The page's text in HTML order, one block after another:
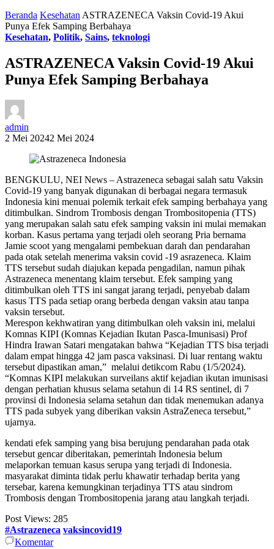
Beranda Kesehatan ASTRAZENECA Vaksin Covid-19 Akui
Punya Efek Samping Berbahaya
Kesehatan, Politik, Sains, teknologi
ASTRAZENECA Vaksin Covid-19 Akui
Punya Efek Samping Berbahaya
admin
2 Mei 20242 Mei 2024
BENGKULU, NEI News – Astrazeneca sebagai salah satu Vaksin
Covid-19 yang banyak digunakan di berbagai negara termasuk
Indonesia kini menuai polemik terkait efek samping berbahaya yang
ditimbulkan. Sindrom Trombosis dengan Trombositopenia (TTS)
yang merupakan salah satu efek samping vaksin ini mulai memakan
korban. Kasus pertama yang terjadi oleh seorang Pria bernama
Jamie scoot yang mengalami pembekuan darah dan pendarahan
pada otak setelah menerima vaksin covid -19 asrazeneca. Klaim
TTS tersebut sudah diajukan kepada pengadilan, namun pihak
Astrazeneca menentang klaim tersebut. Efek samping yang
ditimbulkan oleh TTS ini sangat jarang terjadi, penyebab dalam
kasus TTS pada setiap orang berbeda dengan vaksin atau tanpa
vaksin tersebut.
Merespon kekhwatiran yang ditimbulkan oleh vaksin ini, melalui
Komnas KIPI (Komnas Kejadian Ikutan Pasca-Imunisasi) Prof
Hindra Irawan Satari mengatakan bahwa “Kejadian TTS bisa terjadi
dalam empat hingga 42 jam pasca vaksinasi. Di luar rentang waktu
tersebut dipastikan aman,” melalui detikcom Rabu (1/5/2024).
“Komnas KIPI melakukan surveilans aktif kejadian ikutan imunisasi
dengan perhatian khusus selama setahun di 14 RS sentinel, di 7
provinsi di Indonesia selama setahun dan tidak menemukan adanya
TTS pada subyek yang diberikan vaksin AstraZeneca tersebut,”
ujarnya.
kendati efek samping yang bisa berujung pendarahan pada otak
tersebut gencar diberitakan, pemerintah Indonesia belum
melaporkan temuan kasus serupa yang terjadi di Indonesia.
masyarakat diminta tidak perlu khawatir terhadap berita yang
tersebar, karena kemungkinan terjadinya TTS atau sindrom
Trombosis dengan Trombositopenia jarang atau langkah terjadi.
Post Views: 285
#Astrazeneca vaksincovid19
Komentar